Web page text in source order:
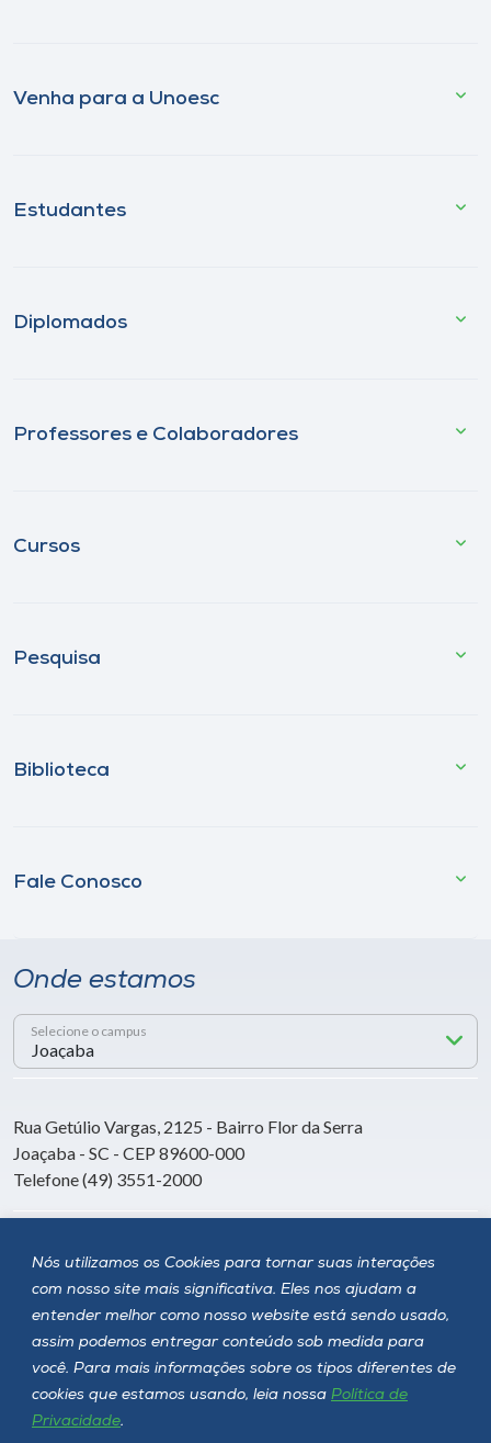
Nós utilizamos os Cookies para tornar suas interações
com nosso site mais significativa. Eles nos ajudam a
entender melhor como nosso website está sendo usado,
assim podemos entregar conteúdo sob medida para
você. Para mais informações sobre os tipos diferentes de
cookies que estamos usando, leia nossa Política de
Privacidade.
Venha para a Unoesc
Estudantes
Diplomados
Professores e Colaboradores
Cursos
Pesquisa
Biblioteca
Fale Conosco
Onde estamos
Selecione o campus
Rua Getúlio Vargas, 2125 - Bairro Flor da Serra
Joaçaba - SC - CEP 89600-000
Telefone (49) 3551-2000
Siga a Unoesc